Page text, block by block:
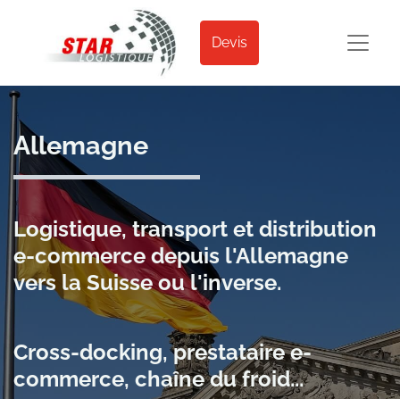
Devis
Allemagne
Logistique, transport et distribution
e-commerce depuis l'Allemagne
vers la Suisse ou l'inverse.
Cross-docking, prestataire e-
commerce, chaîne du froid...